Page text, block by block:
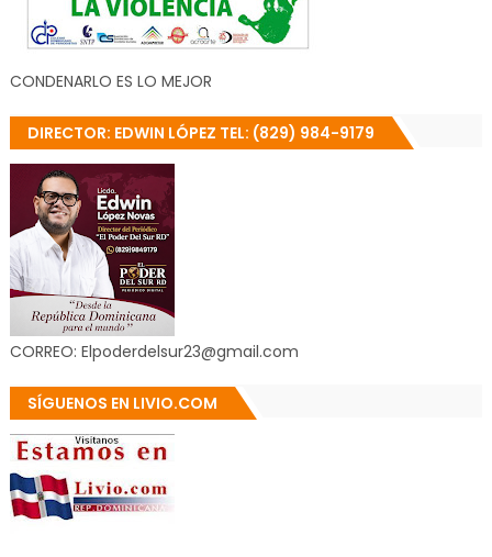
CONDENARLO ES LO MEJOR
DIRECTOR: EDWIN LÓPEZ TEL: (829) 984-9179
CORREO: Elpoderdelsur23@gmail.com
SÍGUENOS EN LIVIO.COM